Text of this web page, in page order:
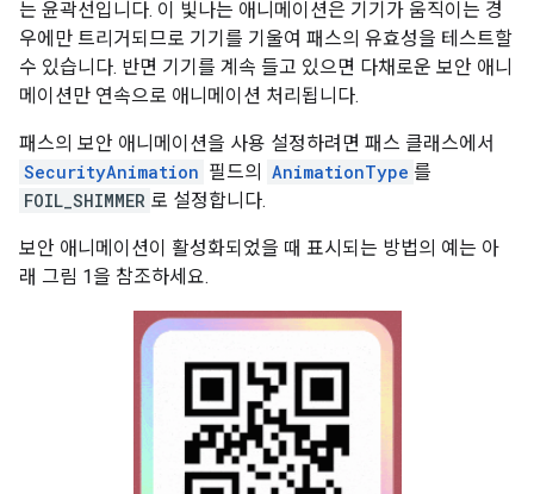
는 윤곽선입니다. 이 빛나는 애니메이션은 기기가 움직이는 경
우에만 트리거되므로 기기를 기울여 패스의 유효성을 테스트할
수 있습니다. 반면 기기를 계속 들고 있으면 다채로운 보안 애니
메이션만 연속으로 애니메이션 처리됩니다.
패스의 보안 애니메이션을 사용 설정하려면 패스 클래스에서
SecurityAnimation 필드의 AnimationType 를
FOIL_SHIMMER 로 설정합니다.
보안 애니메이션이 활성화되었을 때 표시되는 방법의 예는 아
래 그림 1을 참조하세요.